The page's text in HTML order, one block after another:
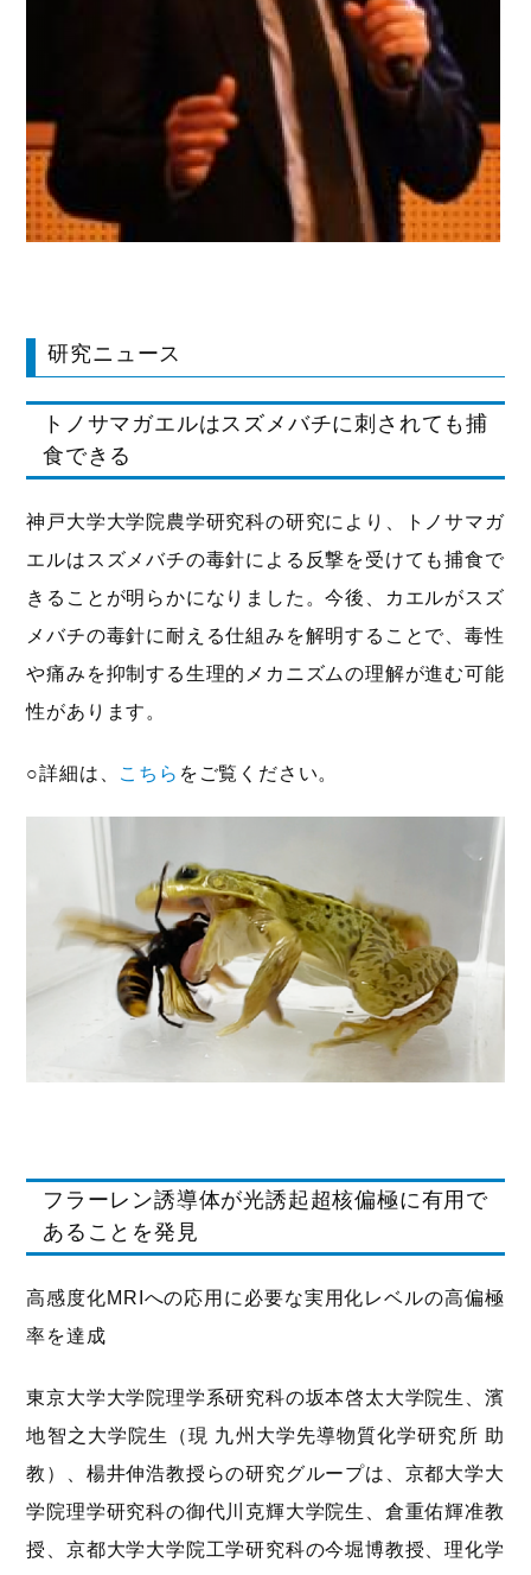
研究ニュース
トノサマガエルはスズメバチに刺されても捕
食できる
神戸大学大学院農学研究科の研究により、トノサマガ
エルはスズメバチの毒針による反撃を受けても捕食で
きることが明らかになりました。今後、カエルがスズ
メバチの毒針に耐える仕組みを解明することで、毒性
や痛みを抑制する生理的メカニズムの理解が進む可能
性があります。
○詳細は、 こちら をご覧ください。
フラーレン誘導体が光誘起超核偏極に有用で
あることを発見
高感度化MRIへの応用に必要な実用化レベルの高偏極
率を達成
東京大学大学院理学系研究科の坂本啓太大学院生、濱
地智之大学院生（現 九州大学先導物質化学研究所 助
教）、楊井伸浩教授らの研究グループは、京都大学大
学院理学研究科の御代川克輝大学院生、倉重佑輝准教
授、京都大学大学院工学研究科の今堀博教授、理化学